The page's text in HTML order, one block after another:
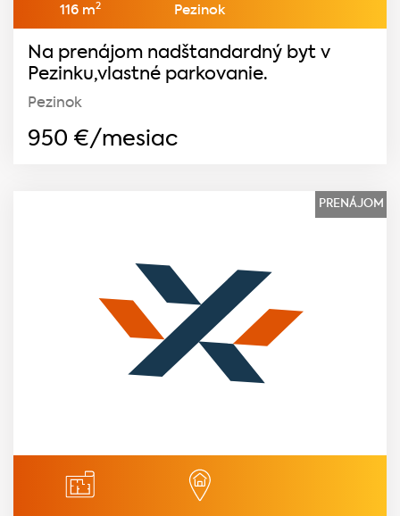
116 m2 Pezinok
Na prenájom nadštandardný byt v
Pezinku,vlastné parkovanie.
Pezinok
950 €/mesiac
PRENÁJOM